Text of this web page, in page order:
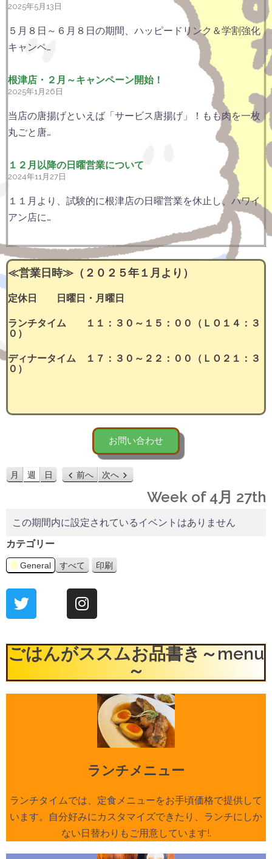
2025年5月13日
５月８日～６月８日の期間、ハッピードリンク＆学割強化
キャンペ…
根津店・２月～キャンペーン開始！
2025年1月26日
当店の唐揚げといえば「サービス唐揚げ」！もも肉を一枚
丸ごと唐…
１２月以降の日曜営業について
2024年11月27日
１１月より、試験的に根津店の日曜営業を休止し、ハワイ
アン店に…
≪営業日時≫（２０２５年１月より）
定休日 日曜日・月曜日
ランチタイム １１：３０～１５：００（ＬＯ１４：３
０）
ディナータイム １７：３０～２２：００（ＬＯ２１：３
０）
お問い合わせ
月 週 日 前へ 次へ
Week of 4月 27th
この期間内に設定されているイベントはありません
カテゴリー
General すべて 印刷
ごはんがススムお品書き～menu
～
ランチメニュー
ランチタイムでは、定食メニューをお手頃価格で提供して
います。自分好みにカスタマイズできたり、ランチにしか
ない日替わりもご用意しています!.